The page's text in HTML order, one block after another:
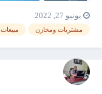
يونيو 27, 2022
مشتريات ومخازن